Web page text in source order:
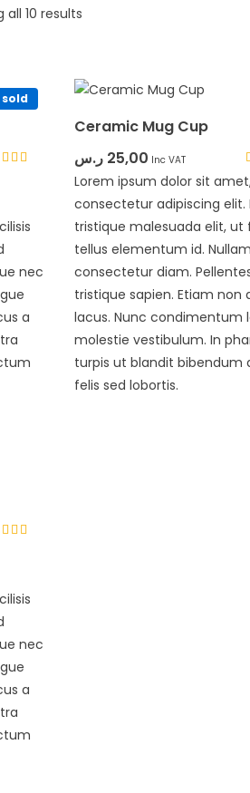
all 10 results
sold
of 5
nec
a
Ceramic Mug Cup
25,00 ر.س Inc VAT
Lorem ipsum dolor sit
consectetur adipiscing elit.
tristique malesuada elit, ut
tellus elementum id.
consectetur diam.
tristique sapien. Etiam non
lacus. Nunc condimentum
molestie vestibulum. In
turpis ut blandit bibendum
felis sed lobortis.
of 5
nec
a